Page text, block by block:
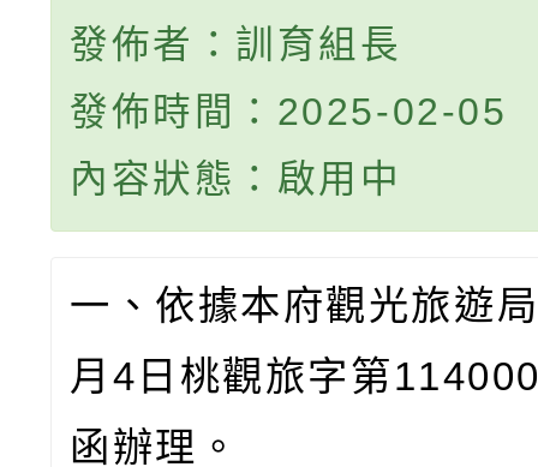
發佈者：訓育組長
發佈時間：2025-02-05
內容狀態：啟用中
一、依據本府觀光旅遊
月 4 日桃觀旅字第
函辦理。